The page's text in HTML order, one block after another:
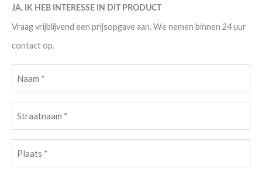
JA, IK HEB INTERESSE IN DIT PRODUCT
Vraag vrijblijvend een prijsopgave aan. We nemen binnen 24 uur
contact op.
(Vereist)
(Vereist)
(Vereist)